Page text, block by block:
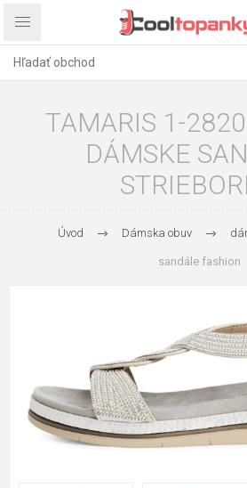
TAMARIS 1-
DÁMSKE
Úvod Dámska obuv
sandále fashion